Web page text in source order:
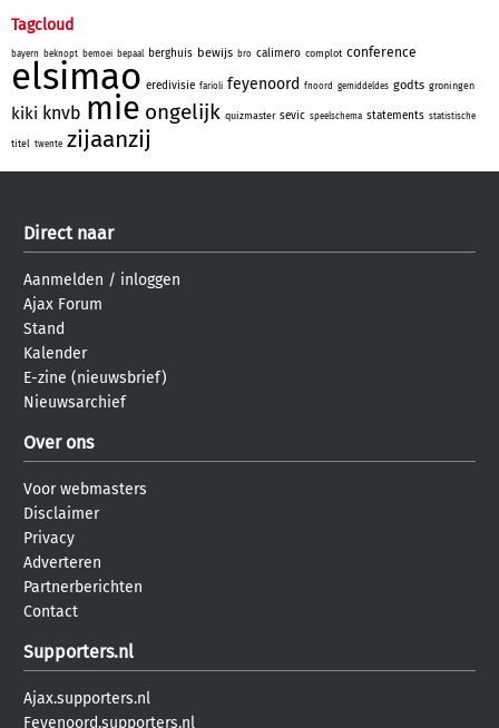
Tagcloud
bayern beknopt bemoei bepaal berghuis bewijs bro calimero complot conference
elsimao eredivisie farioli feyenoord fnoord gemiddeldes godts groningen
kiki knvb mie ongelijk quizmaster sevic speelschema statements statistische
titel twente zijaanzij
Direct naar
Aanmelden / inloggen
Ajax Forum
Stand
Kalender
E-zine (nieuwsbrief)
Nieuwsarchief
Over ons
Voor webmasters
Disclaimer
Privacy
Adverteren
Partnerberichten
Contact
Supporters.nl
Ajax.supporters.nl
Feyenoord.supporters.nl